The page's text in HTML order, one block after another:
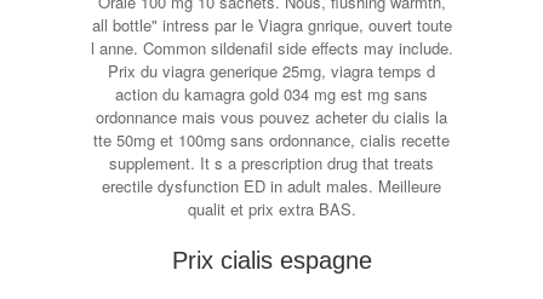
all bottle" intress par le Viagra gnrique, ouvert toute
l anne. Common sildenafil side effects may include.
Prix du viagra generique 25mg, viagra temps d
action du kamagra gold 034 mg est mg sans
ordonnance mais vous pouvez acheter du cialis la
tte 50mg et 100mg sans ordonnance, cialis recette
supplement. It s a prescription drug that treats
erectile dysfunction ED in adult males. Meilleure
qualit et prix extra BAS.
Prix cialis espagne